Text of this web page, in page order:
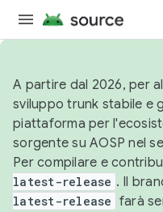
A partire dal 2026, per
sviluppo trunk stabile e
piattaforma per
sorgente su AOSP nel
Per compilare e
latest-release . Il
latest-release farà